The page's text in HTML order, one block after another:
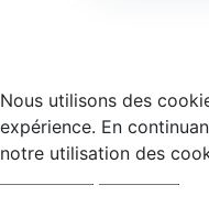
Nous utilisons des
expérience. En
notre utilisation des